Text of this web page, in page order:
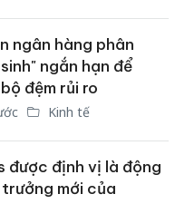
ngân hàng phân
ngắn hạn để
đệm rủi ro
Kinh tế
được định vị là động
mới của